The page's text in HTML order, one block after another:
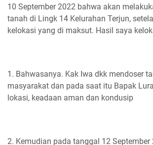
10 September 2022 bahwa akan
tanah di Lingk 14 Kelurahan Terjun,
kelokasi yang di maksut. Hasil saya
1. Bahwasanya. Kak Iwa dkk mendoser
masyarakat dan pada saat itu Bapak
lokasi, keadaan aman dan kondusip
2. Kemudian pada tanggal 12 September